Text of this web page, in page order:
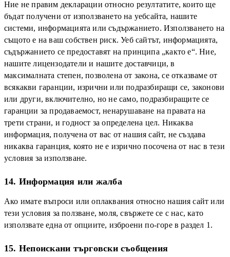
Ние не правим декларации относно резултатите, които ще
бъдат получени от използването на уебсайта, нашите
системи, информацията или съдържанието. Използването на
същото е на ваш собствен риск. Уеб сайтът, информацията,
съдържанието се предоставят на принципа „както е“. Ние,
нашите лицензодатели и нашите доставчици, в
максималната степен, позволена от закона, се отказваме от
всякакви гаранции, изрични или подразбиращи се, законови
или други, включително, но не само, подразбиращите се
гаранции за продаваемост, ненарушаване на правата на
трети страни, и годност за определена цел. Никаква
информация, получена от вас от нашия сайт, не създава
никаква гаранция, която не е изрично посочена от нас в тези
условия за използване.
14. Информация или жалба
Ако имате въпроси или оплаквания относно нашия сайт или
тези условия за ползване, моля, свържете се с нас, като
използвате една от опциите, изброени по-горе в раздел 1.
15. Непоискани търговски съобщения